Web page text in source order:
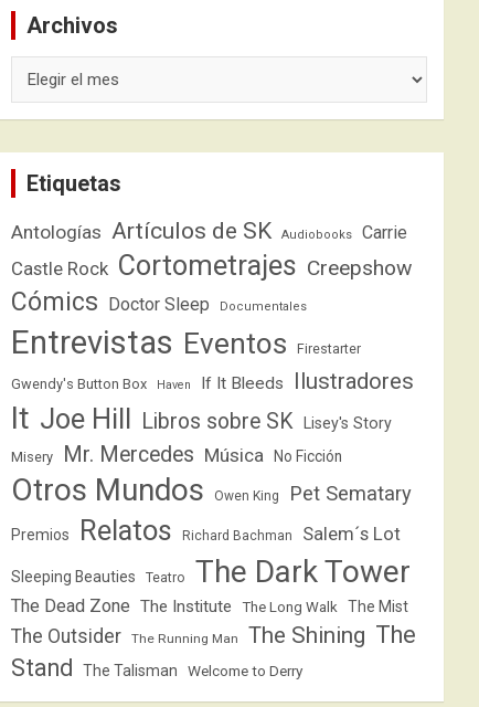
Archivos
Etiquetas
Antologías Artículos de SK Audiobooks Carrie
Castle Rock Cortometrajes Creepshow
Cómics Doctor Sleep Documentales
Entrevistas Eventos Firestarter
Gwendy's Button Box Haven If It Bleeds Ilustradores
It Joe Hill Libros sobre SK Lisey's Story
Misery Mr. Mercedes Música No Ficción
Otros Mundos Owen King Pet Sematary
Premios Relatos Richard Bachman Salem´s Lot
Sleeping Beauties Teatro The Dark Tower
The Dead Zone The Institute The Long Walk The Mist
The Outsider The Running Man The Shining The
Stand
The Talisman Welcome to Derry